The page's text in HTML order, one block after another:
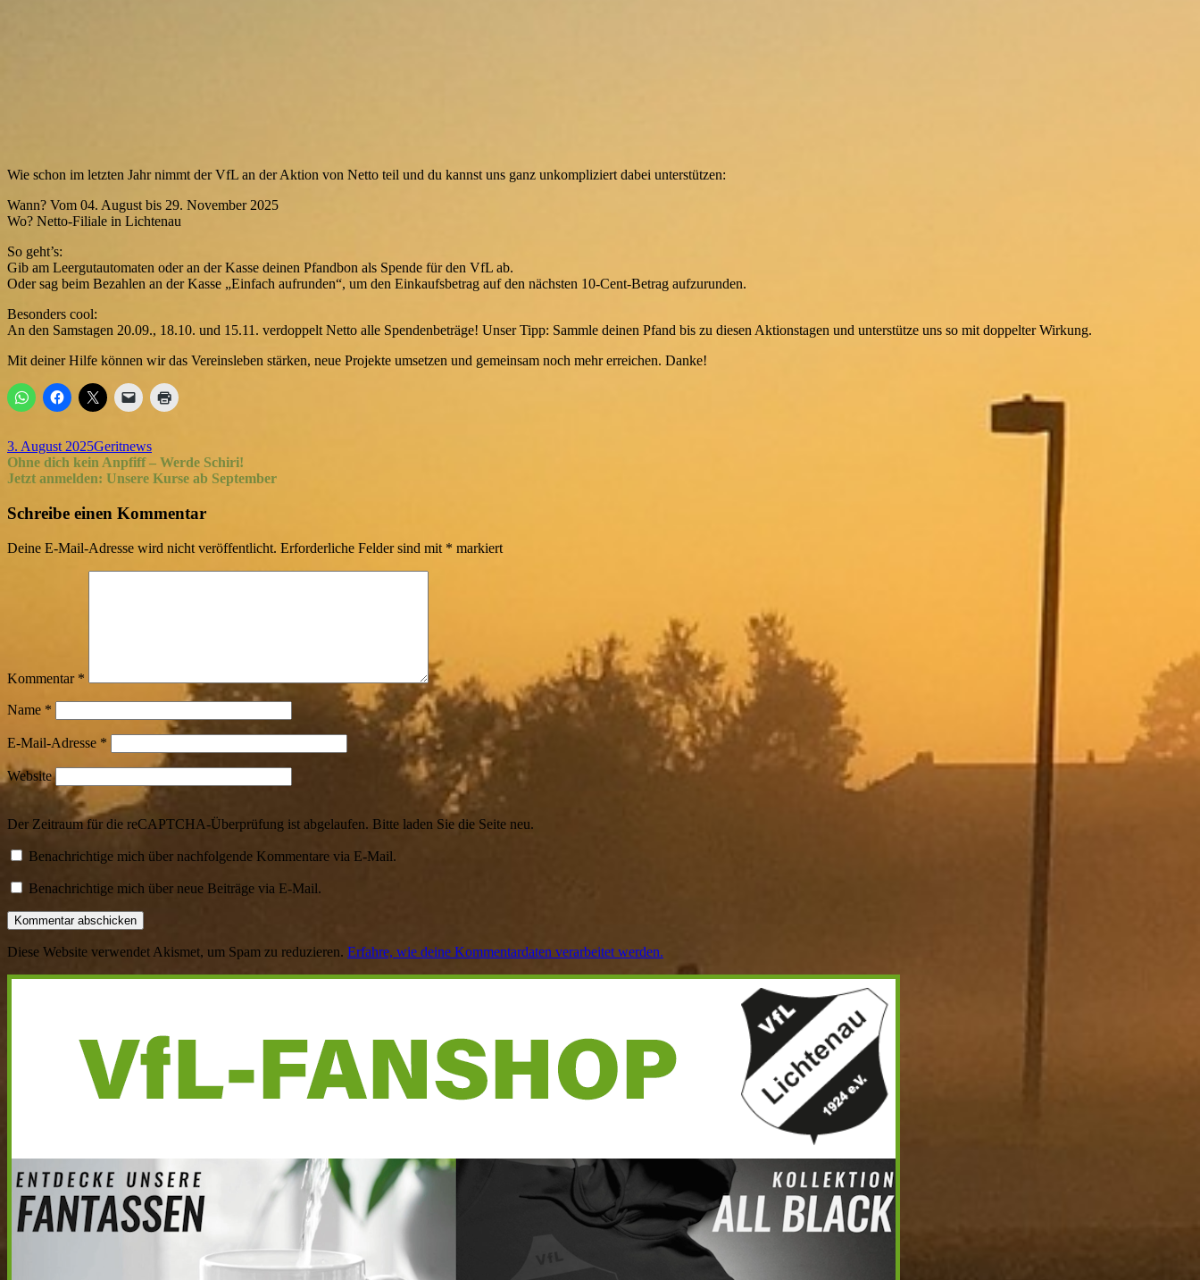
Wie schon im letzten Jahr nimmt der VfL an der Aktion von Netto teil und du kannst uns ganz unkompliziert dabei unterstützen:
Wann? Vom 04. August bis 29. November 2025
Wo? Netto-Filiale in Lichtenau
So geht’s:
Gib am Leergutautomaten oder an der Kasse deinen Pfandbon als Spende für den VfL ab.
Oder sag beim Bezahlen an der Kasse „Einfach aufrunden“, um den Einkaufsbetrag auf den nächsten 10-Cent-Betrag aufzurunden.
Besonders cool:
An den Samstagen 20.09., 18.10. und 15.11. verdoppelt Netto alle Spendenbeträge! Unser Tipp: Sammle deinen Pfand bis zu diesen Aktionstagen und unterstütze uns so mit doppelter Wirkung.
Mit deiner Hilfe können wir das Vereinsleben stärken, neue Projekte umsetzen und gemeinsam noch mehr erreichen. Danke!
Veröffentlicht
am
3. August 2025Autor
GeritKategorien
news
Beitragsnavigation
Vorheriger
Beitrag:
Ohne dich kein Anpfiff – Werde Schiri!
Nächster
Jetzt anmelden: Unsere Kurse ab September
Schreibe einen Kommentar
Deine E-Mail-Adresse wird nicht veröffentlicht. Erforderliche Felder sind mit * markiert
Kommentar *
Name *
E-Mail-Adresse *
Website
Der Zeitraum für die reCAPTCHA-Überprüfung ist abgelaufen. Bitte laden Sie die Seite neu.
Benachrichtige mich über nachfolgende Kommentare via E-Mail.
Benachrichtige mich über neue Beiträge via E-Mail.
Diese Website verwendet Akismet, um Spam zu reduzieren. Erfahre, wie deine Kommentardaten verarbeitet werden.
Haupt-